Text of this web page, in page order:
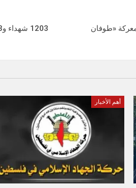
معركة «طوفان
أهم الأخبار